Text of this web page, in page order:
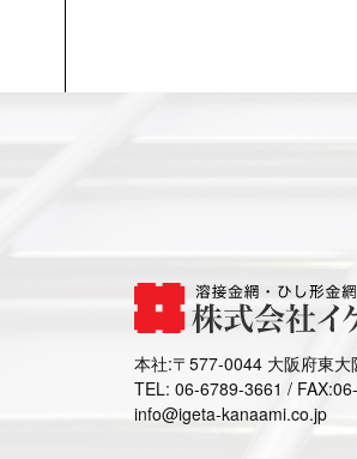
本社:〒577-0044 大阪府東大
TEL: 06-6789-3661 /
info@igeta-kanaami.co.jp